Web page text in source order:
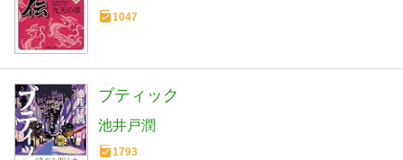
1047
ブティック
池井戸潤
1793